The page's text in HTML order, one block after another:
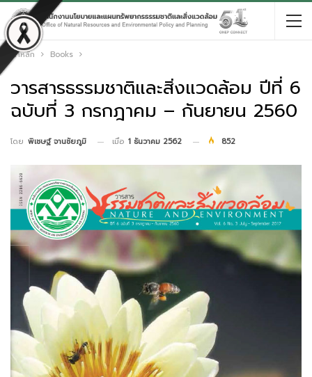
หน้าหลัก Books
วารสารธรรมชาติและสิ่งแวดล้อม ปีที่ 6
ฉบับที่ 3 กรกฎาคม – กันยายน 2560
โดย พิเชษฐ์ จานชัยภูมิ เมื่อ 1 ธันวาคม 2562 852